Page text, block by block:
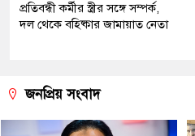
প্রতিবন্ধী কর্মীর স্ত্রীর সঙ্গে সম্পর্ক,
দল থেকে বহিষ্কার জামায়াত নেতা
জনপ্রিয় সংবাদ